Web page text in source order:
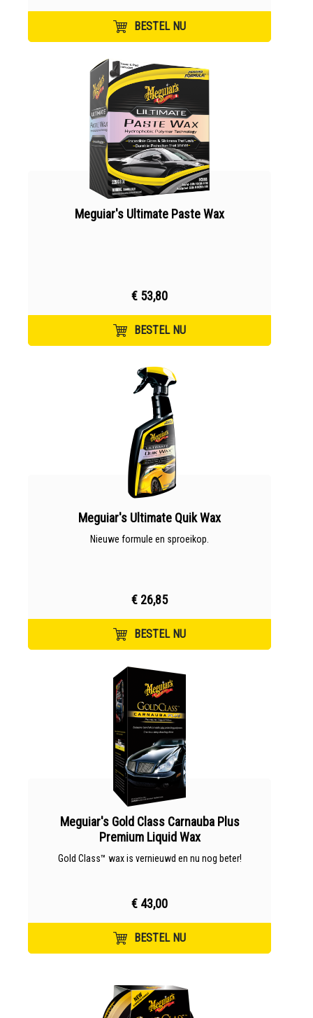
BESTEL NU
Meguiar's Ultimate Paste Wax
€ 53,80
BESTEL NU
Meguiar's Ultimate Quik Wax
Nieuwe formule en sproeikop.
€ 26,85
BESTEL NU
Meguiar's Gold Class Carnauba Plus
Premium Liquid Wax
Gold Class™ wax is vernieuwd en nu nog beter!
€ 43,00
BESTEL NU